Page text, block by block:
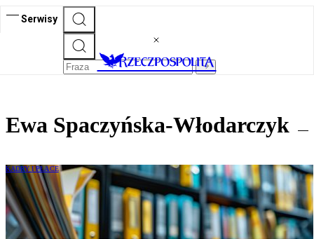
Serwisy
Ewa Spaczyńska-Włodarczyk
KADRY I PŁACE
Czy warto zdecydować się na e-teczkę
kadrową?